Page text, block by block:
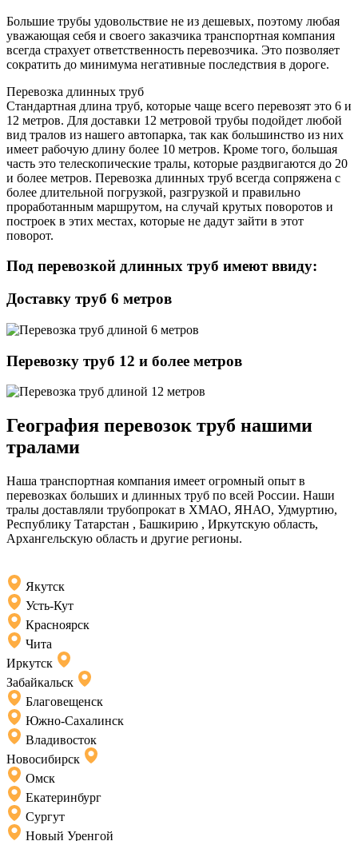
Большие трубы удовольствие не из дешевых, поэтому любая
уважающая себя и своего заказчика транспортная компания
всегда страхует ответственность перевозчика. Это позволяет
сократить до минимума негативные последствия в дороге.
Перевозка длинных труб
Стандартная длина труб, которые чаще всего перевозят это 6 и
12 метров. Для доставки 12 метровой трубы подойдет любой
вид тралов из нашего автопарка, так как большинство из них
имеет рабочую длину более 10 метров. Кроме того, большая
часть это телескопические тралы, которые раздвигаются до 20
и более метров. Перевозка длинных труб всегда сопряжена с
более длительной погрузкой, разгрузкой и правильно
проработанным маршрутом, на случай крутых поворотов и
построек в этих местах, которые не дадут зайти в этот
поворот.
Под перевозкой длинных труб имеют ввиду:
Доставку труб 6 метров
Перевозку труб 12 и более метров
География перевозок труб нашими
тралами
Наша транспортная компания имеет огромный опыт в
перевозках больших и длинных труб по всей России. Наши
тралы доставляли трубопрокат в ХМАО, ЯНАО, Удмуртию,
Республику Татарстан , Башкирию , Иркутскую область,
Архангельскую область и другие регионы.
Якутск
Усть-Кут
Красноярск
Чита
Иркутск
Забайкальск
Благовещенск
Южно-Сахалинск
Владивосток
Новосибирск
Омск
Екатеринбург
Сургут
Новый Уренгой